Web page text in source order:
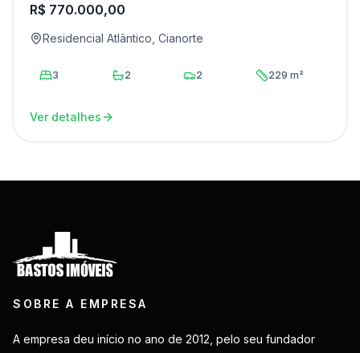
R$ 770.000,00
Residencial Atlântico, Cianorte
3 2 2 229 m²
Ver detalhes
SOBRE A EMPRESA
A empresa deu início no ano de 2012, pelo seu fundador